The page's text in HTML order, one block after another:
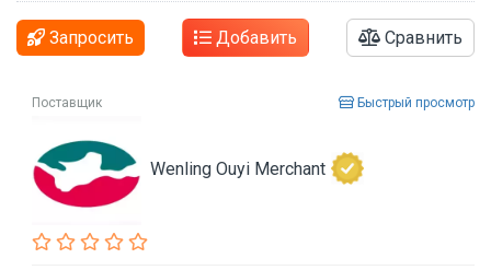
Запросить Добавить Сравнить
Поставщик Быстрый просмотр
Wenling Ouyi Merchant